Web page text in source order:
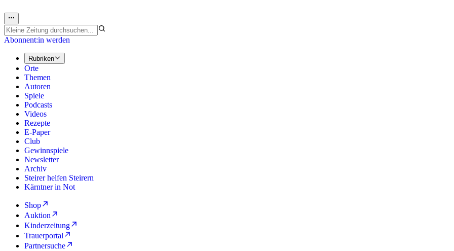
Abonnent:in werden
Rubriken
Orte
Themen
Autoren
Spiele
Podcasts
Videos
Rezepte
E-Paper
Club
Gewinnspiele
Newsletter
Archiv
Steirer helfen Steirern
Kärntner in Not
Shop
Auktion
Kinderzeitung
Trauerportal
Partnersuche